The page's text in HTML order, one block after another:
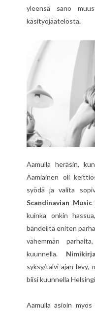
yleensä sano
käsityöjäätelöstä.
Aamulla heräsin,
Aamiainen oli
syödä ja valita
Scandinavian Music
kuinka onkin
bändeiltä eniten
vähemmän
kuunnella.
syksy/talvi-ajan levy,
biisi kuunnella
Aamulla asioin